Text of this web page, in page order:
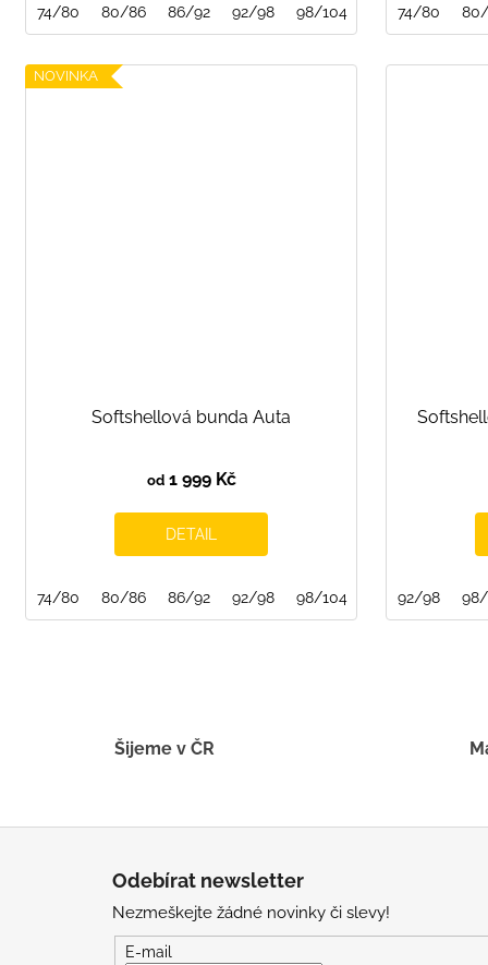
74/80 80/86 86/92 92/98 98/104 104/110 110/
74/80
NOVINKA
Softshellová bunda Auta
od1 999 Kč
DETAIL
74/80 80/86 86/92 92/98 98/104 104/110 110/
92/98
Šijeme v ČR
Odebírat newsletter
Nezmeškejte žádné novinky či slevy!
E-mail